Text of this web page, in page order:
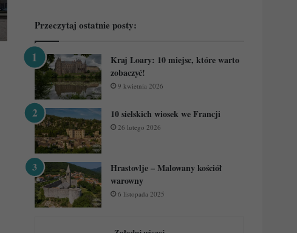
Przeczytaj ostatnie posty:
Kraj Loary: 10 miejsc, które warto
zobaczyć!
9 kwietnia 2026
10 sielskich wiosek we Francji
26 lutego 2026
Hrastovlje – Malowany kościół
warowny
6 listopada 2025